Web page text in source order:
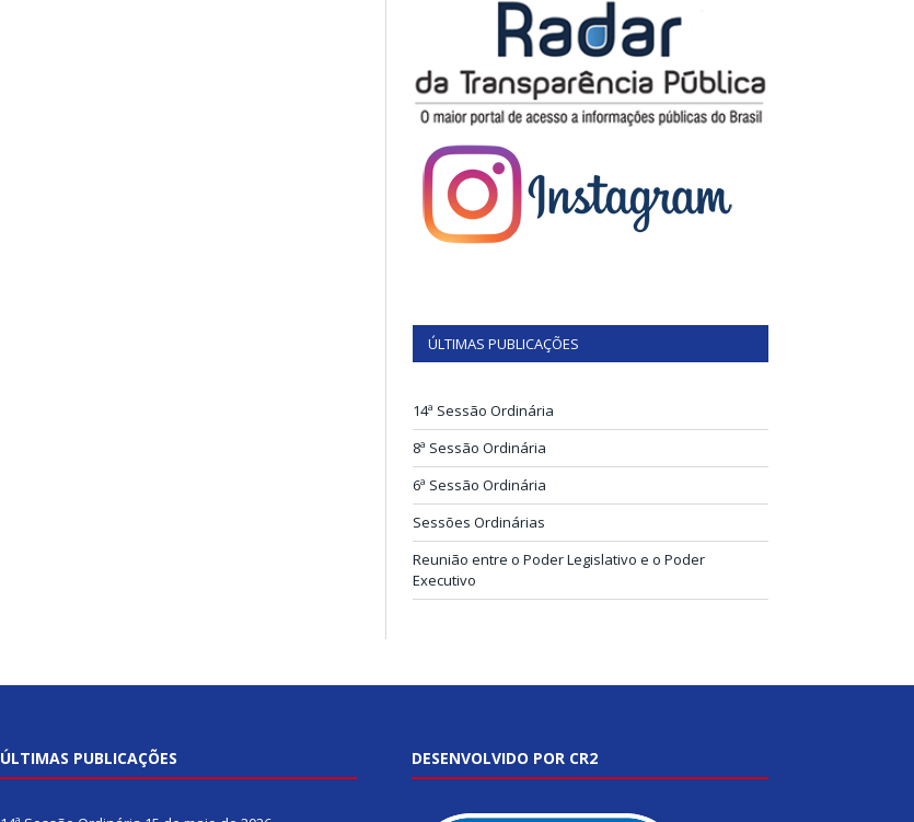
ÚLTIMAS PUBLICAÇÕES
14ª Sessão Ordinária
8ª Sessão Ordinária
6ª Sessão Ordinária
Sessões Ordinárias
Reunião entre o Poder Legislativo e o Poder
Executivo
ÚLTIMAS PUBLICAÇÕES DESENVOLVIDO POR CR2